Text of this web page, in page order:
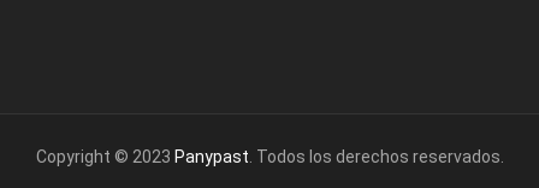
Copyright © 2023 Panypast . Todos los derechos reservados.